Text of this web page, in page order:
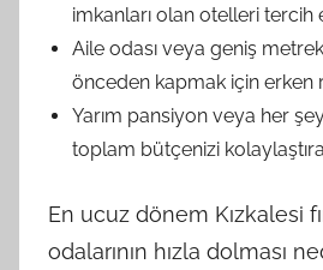
imkanları olan otelleri tercih
Aile odası veya geniş
önceden kapmak için erken
Yarım pansiyon veya her
toplam bütçenizi
En ucuz dönem Kızkalesi
odalarının hızla dolması